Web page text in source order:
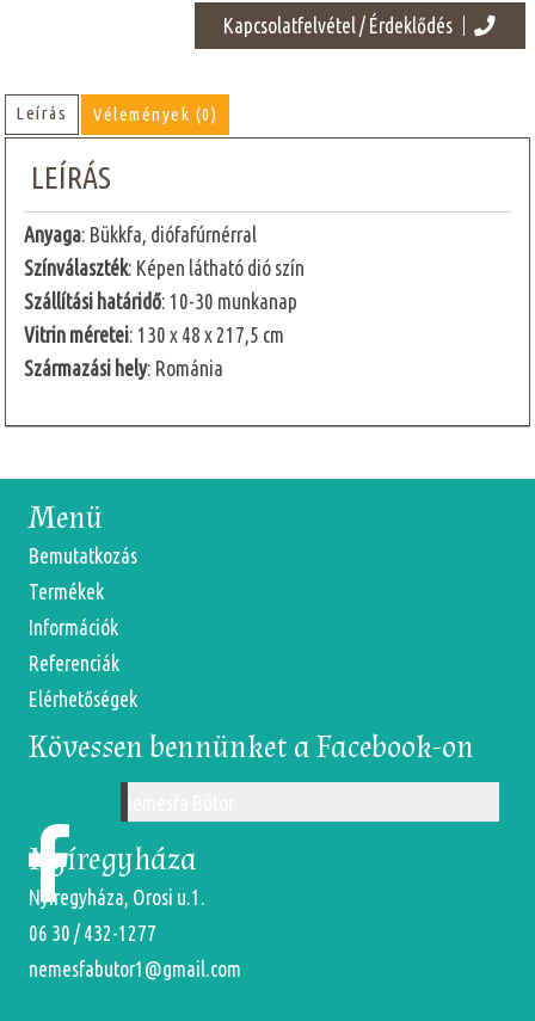
Kapcsolatfelvétel / Érdeklődés
Leírás Vélemények (0)
LEÍRÁS
Anyaga: Bükkfa, diófafúrnérral
Színválaszték: Képen látható dió szín
Szállítási határidő: 10-30 munkanap
Vitrin méretei: 130 x 48 x 217,5 cm
Származási hely: Románia
Menü
Bemutatkozás
Termékek
Információk
Referenciák
Elérhetőségek
Kövessen bennünket a Facebook-on
Nyíregyháza
Nyíregyháza, Orosi u.1.
06 30 / 432-1277
nemesfabutor1@gmail.com